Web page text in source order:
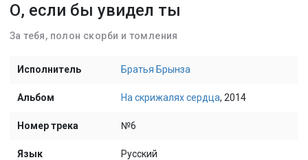
О, если бы увидел ты
За тебя, полон скорби и томления
Исполнитель Братья Брынза
Альбом На скрижалях сердца, 2014
Номер трека №6
Язык Русский